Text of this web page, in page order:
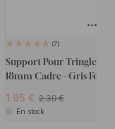
7
Support Pour Tringle Á
18mm Cadre - Gris Foncé
1.95 2.30
En stock